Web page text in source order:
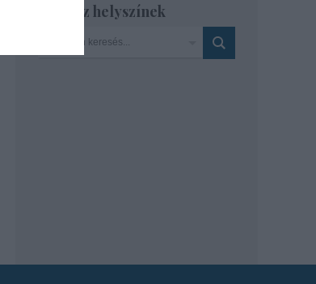
Szinház helyszínek